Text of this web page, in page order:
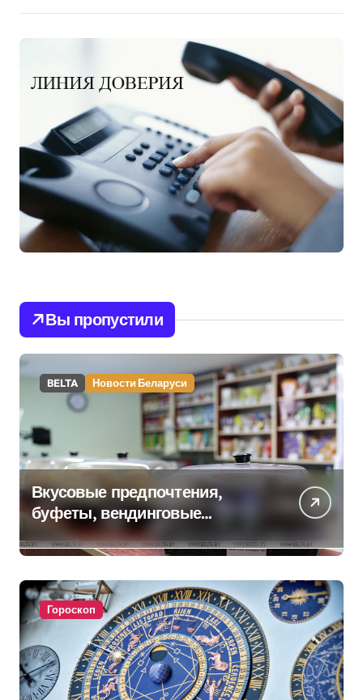
Вы пропустили
BELTA Новости Беларуси
Вкусовые предпочтения,
буфеты, вендинговые
аппараты. Минобразования об
изменениях в школьном
питании
Гороскоп